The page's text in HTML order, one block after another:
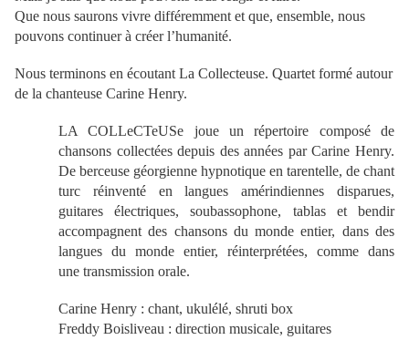
Que nous saurons vivre différemment et que, ensemble, nous
pouvons continuer à créer l’humanité.
Nous terminons en écoutant La Collecteuse. Quartet formé autour
de la chanteuse Carine Henry.
LA COLLeCTeUSe joue un répertoire composé de
chansons collectées depuis des années par Carine Henry.
De berceuse géorgienne hypnotique en tarentelle, de chant
turc réinventé en langues amérindiennes disparues,
guitares électriques, soubassophone, tablas et bendir
accompagnent des chansons du monde entier, dans des
langues du monde entier, réinterprétées, comme dans
une transmission orale.
Carine Henry : chant, ukulélé, shruti box
Freddy Boisliveau : direction musicale, guitares